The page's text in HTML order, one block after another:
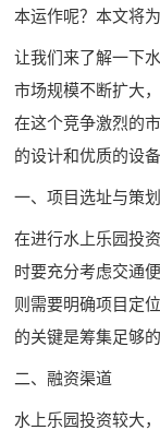
本运作呢？本文将
让我们来了解一下
市场规模不断扩大
在这个竞争激烈的
的设计和优质的设
一、项目选址与策划
在进行水上乐园投
时要充分考虑交通
则需要明确项目定
的关键是筹集足够
二、融资渠道
水上乐园投资较大